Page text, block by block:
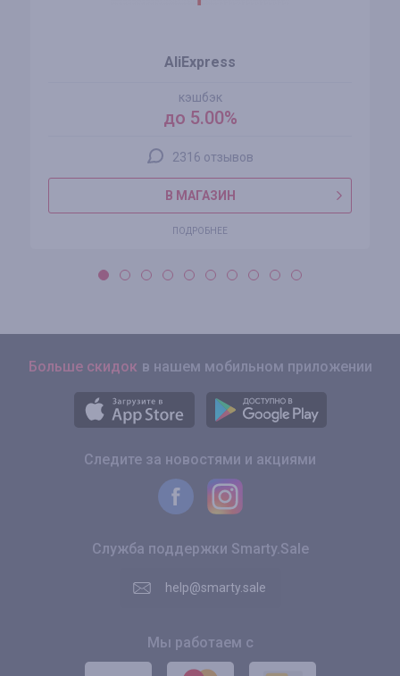
AliExpress
кэшбэк
до 5.00%
2316 отзывов
В МАГАЗИН
ПОДРОБНЕЕ
Больше скидок в нашем мобильном приложении
Следите за новостями и акциями
Служба поддержки Smarty.Sale
help@smarty.sale
Мы работаем с